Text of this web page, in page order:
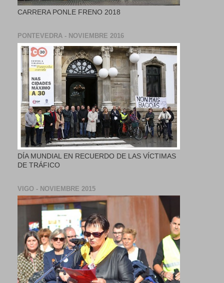
CARRERA PONLE FRENO 2018
PONTEVEDRA - NOVIEMBRE 2016
DÍA MUNDIAL EN RECUERDO DE LAS VÍCTIMAS
DE TRÁFICO
VIGO - NOVIEMBRE 2015